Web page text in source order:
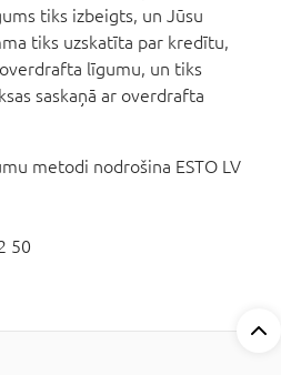
tiks izbeigts, un Jūsu
tiks uzskatīta par kredītu,
līgumu, un tiks
saskaņā ar overdrafta
metodi nodrošina ESTO LV
50